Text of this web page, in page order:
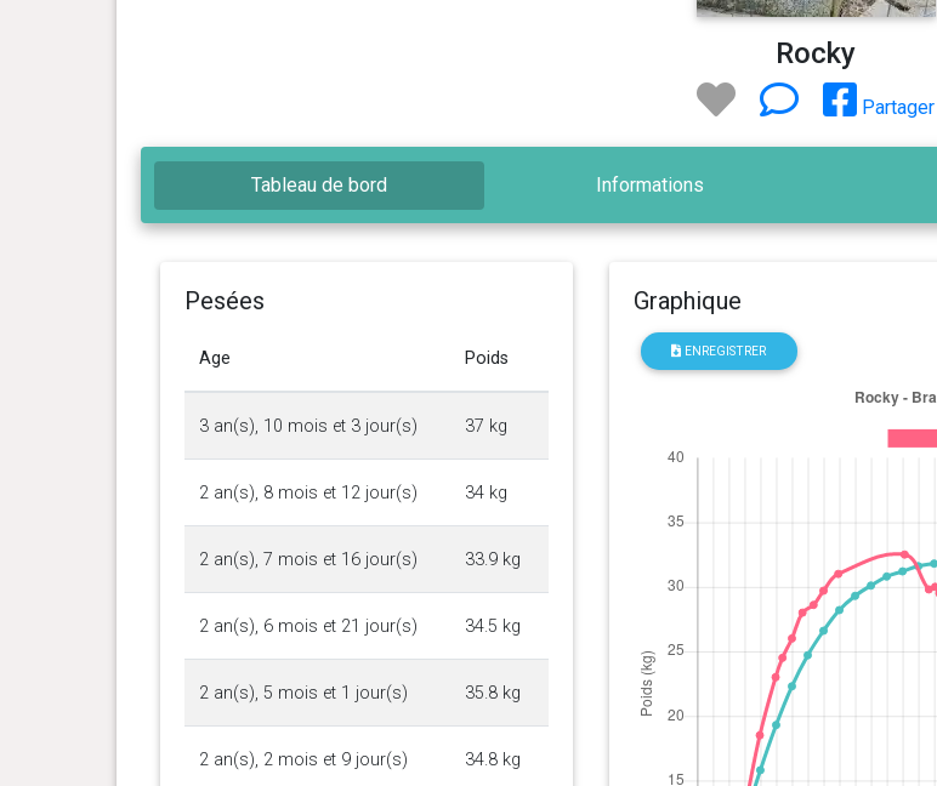
Rocky
Partager
Tableau de bord Informations
Pesées
Age Poids
3 an(s), 10 mois et 3 jour(s) 37 kg
2 an(s), 8 mois et 12 jour(s) 34 kg
2 an(s), 7 mois et 16 jour(s) 33.9 kg
2 an(s), 6 mois et 21 jour(s) 34.5 kg
2 an(s), 5 mois et 1 jour(s) 35.8 kg
2 an(s), 2 mois et 9 jour(s) 34.8 kg
Graphique
ENREGISTRER